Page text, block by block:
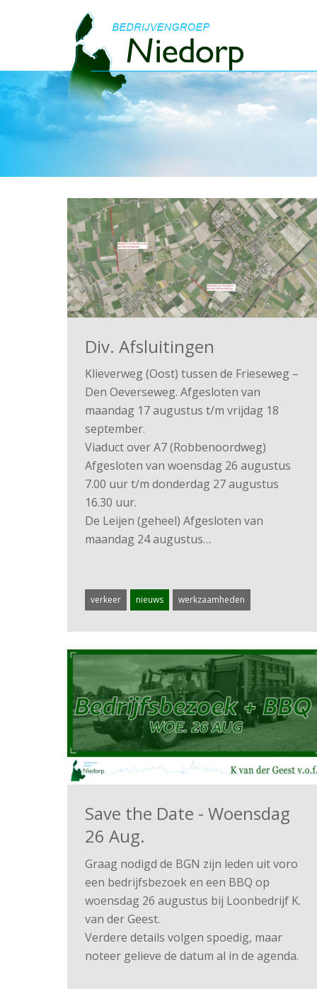
Div. Afsluitingen
Klieverweg (Oost) tussen de Frieseweg –
Den Oeverseweg. Afgesloten van
maandag 17 augustus t/m vrijdag 18
september.
Viaduct over A7 (Robbenoordweg)
Afgesloten van woensdag 26 augustus
7.00 uur t/m donderdag 27 augustus
16.30 uur.
De Leijen (geheel) Afgesloten van
maandag 24 augustus…
verkeer nieuws werkzaamheden
Save the Date - Woensdag
26 Aug.
Graag nodigd de BGN zijn leden uit voro
een bedrijfsbezoek en een BBQ op
woensdag 26 augustus bij Loonbedrijf K.
van der Geest.
Verdere details volgen spoedig, maar
noteer gelieve de datum al in de agenda.